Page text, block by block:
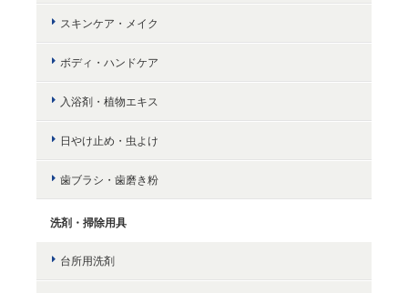
スキンケア・メイク
ボディ・ハンドケア
入浴剤・植物エキス
日やけ止め・虫よけ
歯ブラシ・歯磨き粉
洗剤・掃除用具
台所用洗剤